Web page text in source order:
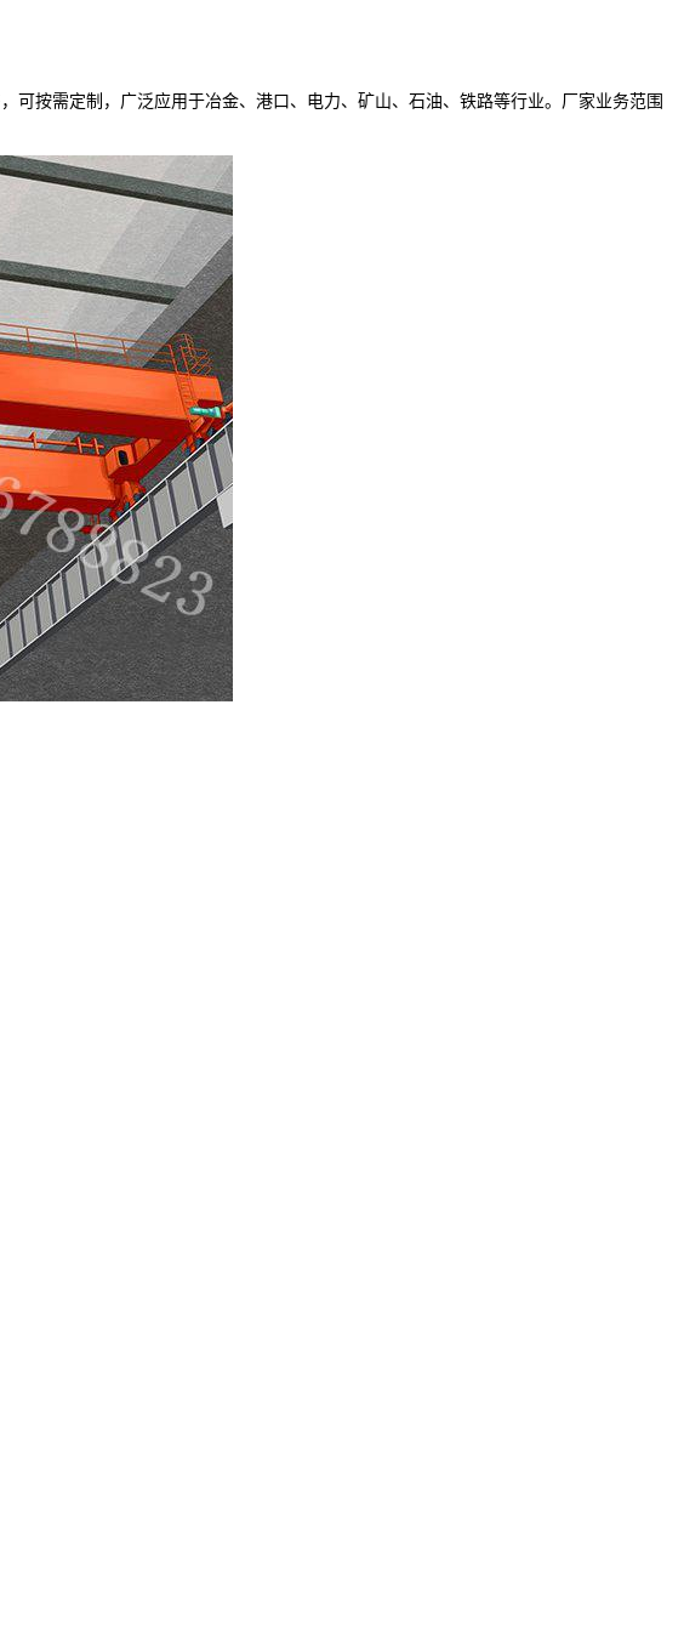
按需定制，广泛应用于冶金、港口、电力、矿山、石油、铁路等行业。厂家业务范围